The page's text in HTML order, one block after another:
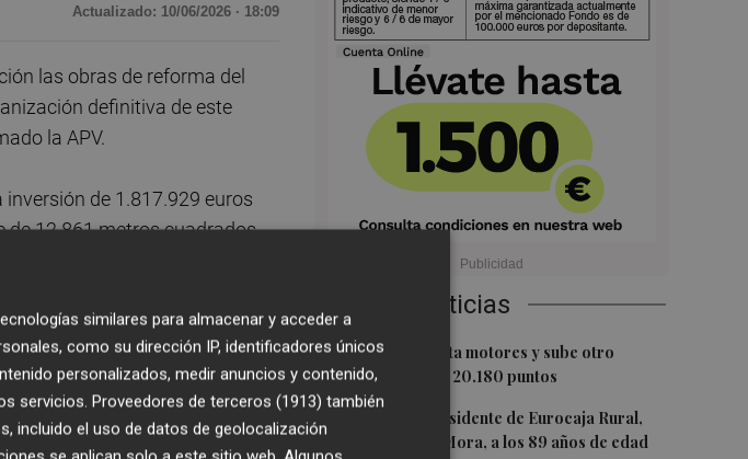
Últimas Noticias
1 El Ibex 35 aprieta motores y sube otro
0,62%, hasta los 20.180 puntos
2
Fallece el expresidente de Eurocaja Rural,
Andrés Gómez Mora, a los 89 años de edad
Actualizado: 10/06/2026 · 18:09
las obras de reforma del
definitiva de este
la APV.
de 1.817.929 euros
de 12.861 metros cuadrados,
Bien de Relevancia
de la ciudadanía. La
áreas ajardinadas, pérgolas,
urbano. Además, el
y mejorar la accesibilidad
similares para almacenar y acceder a
como su dirección IP, identificadores únicos
personalizados, medir anuncios y contenido,
servicios. Proveedores de terceros (1913) también
incluido el uso de datos de geolocalización